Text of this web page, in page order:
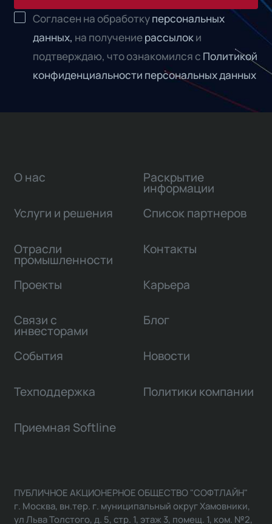
Согласен на обработкуперсональных
данных, на получениерассылоки
подтверждаю, что ознакомился с Политикой
конфиденциальности персональных данных
О нас
Услуги и решения
Отрасли
промышленности
Проекты
Связи с
инвесторами
Раскрытие
информации
Список партнеров
Контакты
Карьера
Блог
События Новости
Техподдержка Политики компании
Приемная Softline
ПУБЛИЧНОЕ АКЦИОНЕРНОЕ ОБЩЕСТВО "СОФТЛАЙН"
г. Москва, вн.тер. г. муниципальный округ Хамовники,
ул Льва Толстого, д. 5, стр. 1, этаж 3, помещ. 1, ком. №2,